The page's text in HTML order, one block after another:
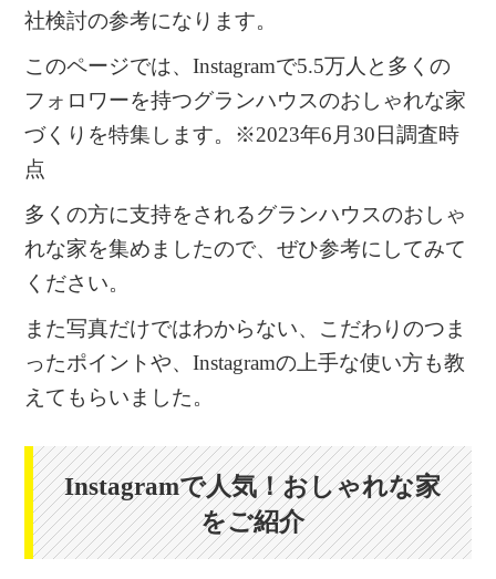
社検討の参考になります。
このページでは、Instagramで5.5万人と多くの
フォロワーを持つグランハウスのおしゃれな家
づくりを特集します。※2023年6月30日調査時
点
多くの方に支持をされるグランハウスのおしゃ
れな家を集めましたので、ぜひ参考にしてみて
ください。
また写真だけではわからない、こだわりのつま
ったポイントや、Instagramの上手な使い方も教
えてもらいました。
Instagramで人気！おしゃれな家
をご紹介